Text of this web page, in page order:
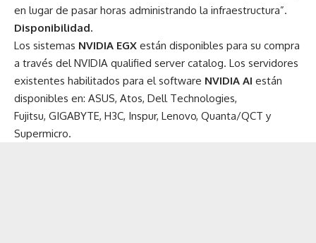
en lugar de pasar horas administrando la infraestructura”.
Disponibilidad.
Los sistemas NVIDIA EGX están disponibles para su compra
a través delNVIDIA qualified server catalog. Los servidores
existentes habilitados para el software NVIDIA AI están
disponibles en: ASUS, Atos, Dell Technologies,
Fujitsu, GIGABYTE, H3C, Inspur, Lenovo, Quanta/QCT y
Supermicro.